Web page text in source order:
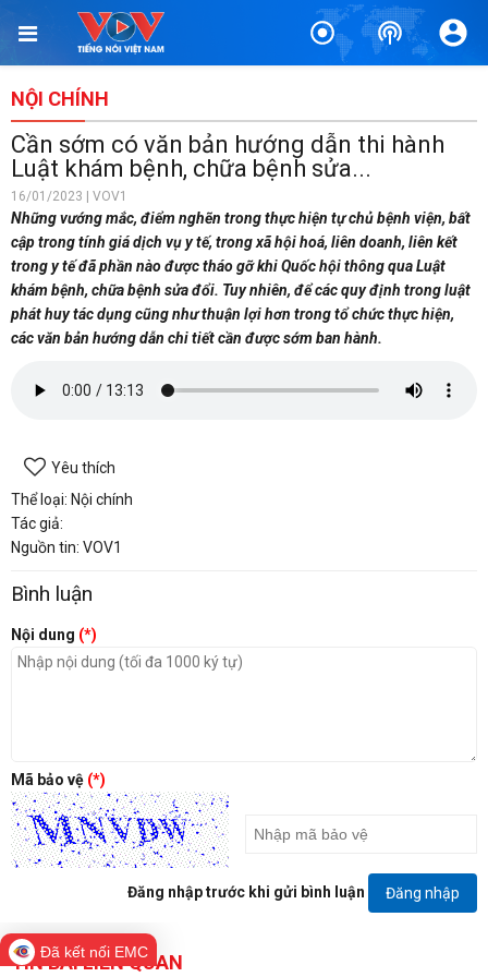
NỘI CHÍNH
Cần sớm có văn bản hướng dẫn thi hành
Luật khám bệnh, chữa bệnh sửa...
16/01/2023 | VOV1
Những vướng mắc, điểm nghẽn trong thực hiện tự chủ bệnh viện, bất
cập trong tính giá dịch vụ y tế, trong xã hội hoá, liên doanh, liên kết
trong y tế đã phần nào được tháo gỡ khi Quốc hội thông qua Luật
khám bệnh, chữa bệnh sửa đổi. Tuy nhiên, để các quy định trong luật
phát huy tác dụng cũng như thuận lợi hơn trong tổ chức thực hiện,
các văn bản hướng dẫn chi tiết cần được sớm ban hành.
Yêu thích
Thể loại: Nội chính
Tác giả:
Nguồn tin: VOV1
Bình luận
Nội dung (*)
Mã bảo vệ (*)
Đăng nhập trước khi gửi bình luận Đăng nhập
TIN BÀI LIÊN QUAN
Đã kết nối EMC